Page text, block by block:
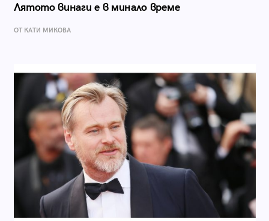
Лятото винаги е в минало време
ОТ КАТИ МИКОВА